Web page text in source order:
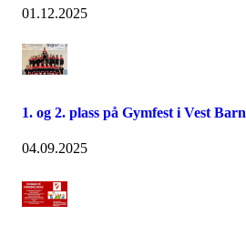
01.12.2025
1. og 2. plass på Gymfest i Vest Barn
04.09.2025